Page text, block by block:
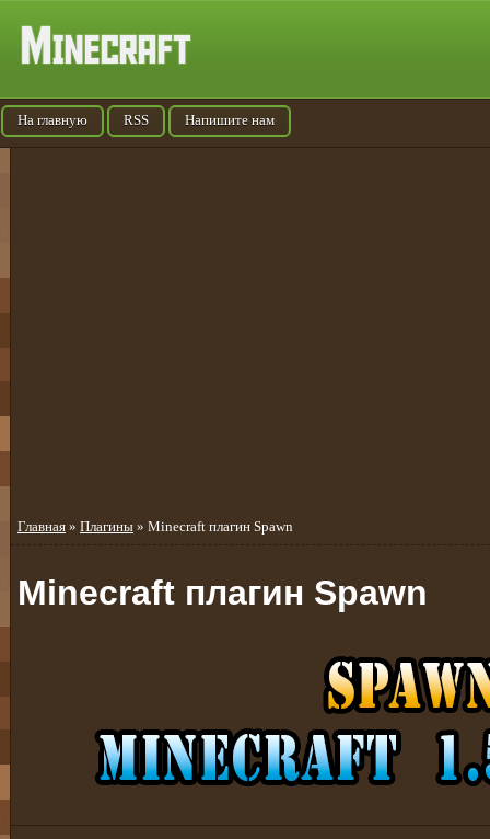
На главную RSS Напишите нам
Главная » Плагины » Minecraft плагин Spawn
Minecraft плагин Spawn